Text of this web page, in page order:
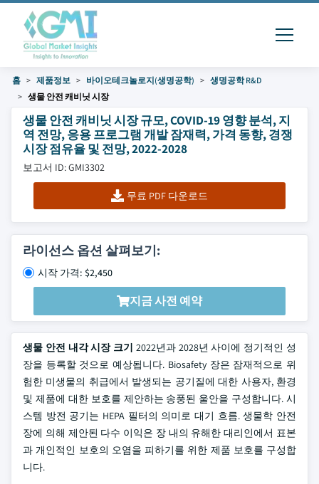
홈 제품정보 바이오테크놀로지(생명공학)
생명공학 R&D
생물 안전 캐비닛 시장
생물 안전 캐비닛 시장 규모, COVID-19 영향 분석, 지
역 전망, 응용 프로그램 개발 잠재력, 가격 동향, 경쟁
시장 점유율 및 전망, 2022-2028
보고서 ID: GMI3302
무료 PDF 다운로드
라이선스 옵션 살펴보기:
시작 가격: $2,450
지금 사전 예약
생물 안전 내각 시장 크기 2022년과 2028년 사이에 정기적인 성
장을 등록할 것으로 예상됩니다. Biosafety 장은 잠재적으로 위
험한 미생물의 취급에서 발생되는 공기질에 대한 사용자, 환경
및 제품에 대한 보호를 제안하는 송풍된 울안을 구성합니다. 시
스템 방전 공기는 HEPA 필터의 의미로 대기 흐름. 생물학 안전
장에 의해 제안된 다수 이익은 장 내의 유해한 대리인에서 표본
과 개인적인 보호의 오염을 피하기를 위한 제품 보호를 구성합
니다.